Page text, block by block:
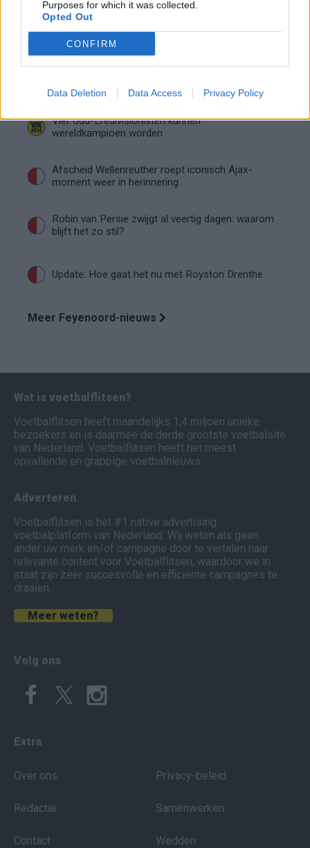
Purposes for which it was collected.
Opted Out
CONFIRM
Data Deletion Data Access Privacy Policy
Wanneer is de loting voor de Champions
League? PSV en Feyenoord weten dan hun
tegenstanders
Conference League-ophef: Hamrun
VAR
Vier oud-Eredivisionisten kunnen
wereldkampioen worden
Afscheid Wellenreuther roept iconisch Ajax-
moment weer in herinnering
Robin van Persie zwijgt al veertig dagen: waarom
blijft het zo stil?
Update: Hoe gaat het nu met Royston Drenthe
Meer Feyenoord-nieuws
Wat is voetbalflitsen?
Voetbalflitsen heeft maandelijks 1,4 miljoen unieke
bezoekers en is daarmee de derde grootste voetbalsite
van Nederland. Voetbalflitsen heeft het meest
opvallende en grappige voetbalnieuws.
Adverteren
Voetbalflitsen is het #1 native advertising
voetbalplatform van Nederland. Wij weten als geen
ander uw merk en/of campagne door te vertalen naar
relevante content voor Voetbalflitsen, waardoor we in
staat zijn zeer succesvolle en efficiënte campagnes te
draaien.
Meer weten?
Volg ons
Extra
Over ons
Redactie
Contact
Privacy-beleid
Samenwerken
Wedden